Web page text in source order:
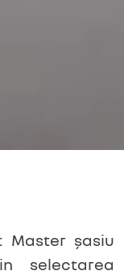
Master șasiu
selectarea